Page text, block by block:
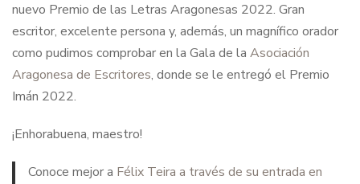
nuevo Premio de las Letras Aragonesas 2022. Gran
escritor, excelente persona y, además, un magnífico orador
como pudimos comprobar en la Gala de la Asociación
Aragonesa de Escritores, donde se le entregó el Premio
Imán 2022.
¡Enhorabuena, maestro!
Conoce mejor a Félix Teira a través de su entrada en